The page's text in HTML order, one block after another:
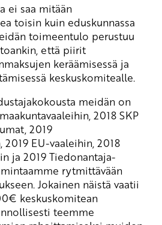
ei saa mitään
toisin kuin eduskunnassa
toimeentulo perustuu
että piirit
keräämisessä ja
keskuskomitealle.
meidän on
2018 SKP
2019
2019 EU-vaaleihin, 2018
ja 2019 Tiedonantaja-
rytmittävään
Jokainen näistä vaatii
keskuskomitean
teemme